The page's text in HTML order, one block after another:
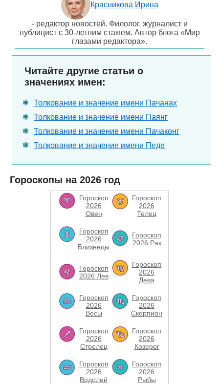
Красникова Ирина
- редактор новостей. Филолог, журналист и
публицист с 30-летним стажем. Автор блога «Мир
глазами редактора».
Читайте другие статьи о
значениях имен:
Толкование и значение имени Пачанах
Толкование и значение имени Паянг
Толкование и значение имени Пачаконг
Толкование и значение имени Педе
Гороскопы на 2026 год
Гороскоп
2026
Овен
Гороскоп
2026
Телец
Гороскоп
2026
Близнецы
Гороскоп
2026 Рак
Гороскоп
2026 Лев
Гороскоп
2026
Дева
Гороскоп
2026
Весы
Гороскоп
2026
Скорпион
Гороскоп
2026
Стрелец
Гороскоп
2026
Козерог
Гороскоп
2026
Водолей
Гороскоп
2026
Рыбы